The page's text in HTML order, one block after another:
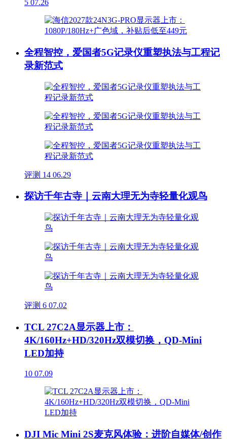
5 07.26
全程智控，爱国者5G记录仪重塑执法与工程记
录新范式
评测 14 06.29
探访千年古寺｜云南大理无为寺轻量化观鸟
评测 6 07.02
TCL 27C2A显示器上市：
4K/160Hz+HD/320Hz双模切换，QD-Mini
LED加持
10 07.09
DJI Mic Mini 2S麦克风体验：进阶自媒体/创作